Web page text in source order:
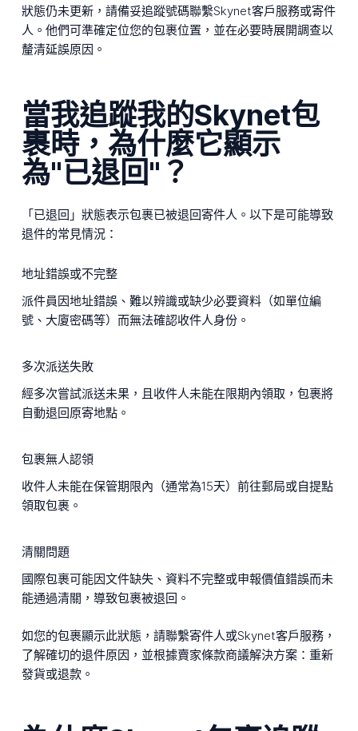
狀態仍未更新，請備妥追蹤號碼聯繫Skynet客戶服務或寄件
人。他們可準確定位您的包裹位置，並在必要時展開調查以
釐清延誤原因。
當我追蹤我的Skynet包
裹時，為什麼它顯示
為"已退回"？
「已退回」狀態表示包裹已被退回寄件人。以下是可能導致
退件的常見情況：
地址錯誤或不完整
派件員因地址錯誤、難以辨識或缺少必要資料（如單位編
號、大廈密碼等）而無法確認收件人身份。
多次派送失敗
經多次嘗試派送未果，且收件人未能在限期內領取，包裹將
自動退回原寄地點。
包裹無人認領
收件人未能在保管期限內（通常為15天）前往郵局或自提點
領取包裹。
清關問題
國際包裹可能因文件缺失、資料不完整或申報價值錯誤而未
能通過清關，導致包裹被退回。
如您的包裹顯示此狀態，請聯繫寄件人或Skynet客戶服務，
了解確切的退件原因，並根據賣家條款商議解決方案：重新
發貨或退款。